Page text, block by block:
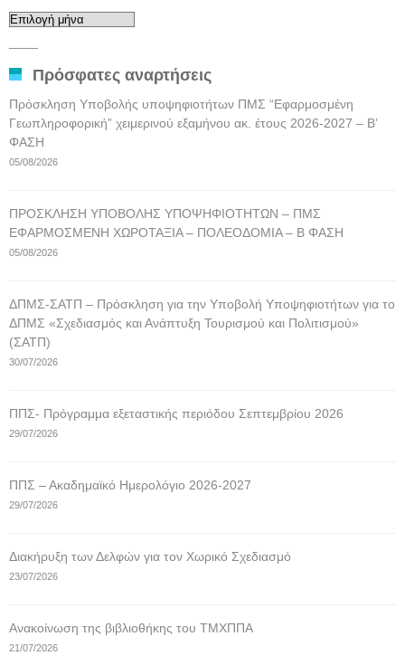
Αρχείο
Πρόσφατες αναρτήσεις
Πρόσκληση Υποβολής υποψηφιοτήτων ΠΜΣ “Εφαρμοσμένη
Γεωπληροφορική” χειμερινού εξαμήνου ακ. έτους 2026-2027 – Β’
ΦΑΣΗ
05/08/2026
ΠΡΟΣΚΛΗΣΗ ΥΠΟΒΟΛΗΣ ΥΠΟΨΗΦΙΟΤΗΤΩΝ – ΠΜΣ
ΕΦΑΡΜΟΣΜΕΝΗ ΧΩΡΟΤΑΞΙΑ – ΠΟΛΕΟΔΟΜΙΑ – Β ΦΑΣΗ
05/08/2026
ΔΠΜΣ-ΣΑΤΠ – Πρόσκληση για την Υποβολή Υποψηφιοτήτων για το
ΔΠΜΣ «Σχεδιασμός και Ανάπτυξη Τουρισμού και Πολιτισμού»
(ΣΑΤΠ)
30/07/2026
ΠΠΣ- Πρόγραμμα εξεταστικής περιόδου Σεπτεμβρίου 2026
29/07/2026
ΠΠΣ – Ακαδημαϊκό Ημερολόγιο 2026-2027
29/07/2026
Διακήρυξη των Δελφών για τον Χωρικό Σχεδιασμό
23/07/2026
Ανακοίνωση της βιβλιοθήκης του ΤΜΧΠΠΑ
21/07/2026